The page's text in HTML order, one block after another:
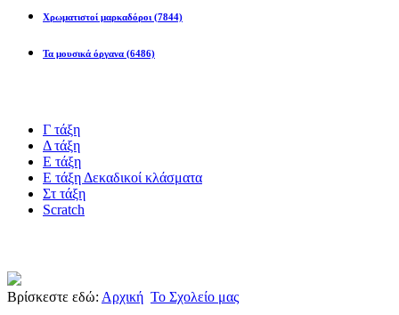
Χρωματιστοί μαρκαδόροι (7844)
Τα μουσικά όργανα (6486)
Γ τάξη
Δ τάξη
Ε τάξη
Ε τάξη Δεκαδικοί κλάσματα
Στ τάξη
Scratch
Βρίσκεστε εδώ: Αρχική Το Σχολείο μας